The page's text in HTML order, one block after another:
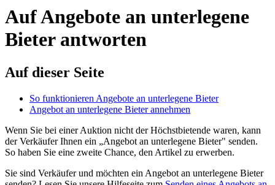
Auf Angebote an unterlegene
Bieter antworten
Auf dieser Seite
So funktionieren Angebote an unterlegene Bieter
Angebot an unterlegene Bieter annehmen
Wenn Sie bei einer Auktion nicht der Höchstbietende waren, kann
der Verkäufer Ihnen ein „Angebot an unterlegene Bieter" senden.
So haben Sie eine zweite Chance, den Artikel zu erwerben.
Sie sind Verkäufer und möchten ein Angebot an unterlegene Bieter